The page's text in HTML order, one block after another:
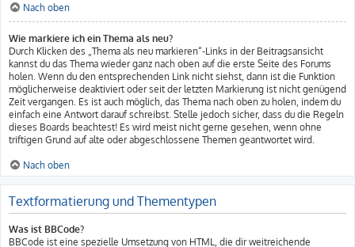
Nach oben
Wie markiere ich ein Thema als neu?
Durch Klicken des „Thema als neu markieren“-Links in der Beitragsansicht
kannst du das Thema wieder ganz nach oben auf die erste Seite des Forums
holen. Wenn du den entsprechenden Link nicht siehst, dann ist die Funktion
möglicherweise deaktiviert oder seit der letzten Markierung ist nicht genügend
Zeit vergangen. Es ist auch möglich, das Thema nach oben zu holen, indem du
einfach eine Antwort darauf schreibst. Stelle jedoch sicher, dass du die Regeln
dieses Boards beachtest! Es wird meist nicht gerne gesehen, wenn ohne
triftigen Grund auf alte oder abgeschlossene Themen geantwortet wird.
Nach oben
Textformatierung und Thementypen
Was ist BBCode?
BBCode ist eine spezielle Umsetzung von HTML, die dir weitreichende